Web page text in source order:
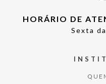
HORÁRIO DE
Sexta